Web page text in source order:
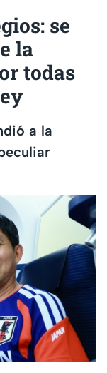
se
la
todas
a la